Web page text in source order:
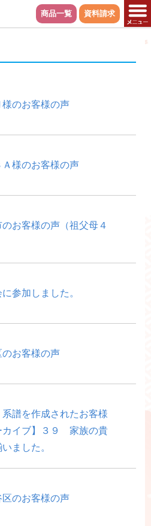
商品一覧 資料請求
のお客様の声
様のお客様の声
お客様の声（祖父母４
参加しました。
お客様の声
譜を作成されたお客様
イブ】３９ 家族の貴
ました。
のお客様の声